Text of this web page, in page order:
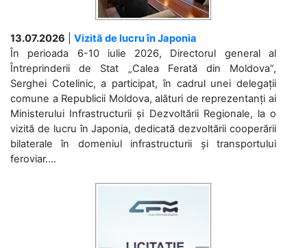
13.07.2026
Vizită de lucru în Japonia
În perioada 6-10 iulie 2026, Directorul general al
Întreprinderii de Stat „Calea Ferată din Moldova”,
Serghei Cotelinic, a participat, în cadrul unei delegații
comune a Republicii Moldova, alături de reprezentanți ai
Ministerului Infrastructurii și Dezvoltării Regionale, la o
vizită de lucru în Japonia, dedicată dezvoltării cooperării
bilaterale în domeniul infrastructurii și transportului
feroviar....